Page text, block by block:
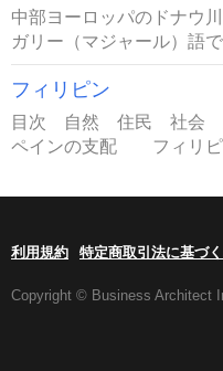
中部ヨーロッパのドナウ
ガリー（マジャール）語
フィリピン
目次 自然 住民 社
ペインの支配 フィリ
利用規約 特定商取引法に基づ
Copyright © Business Architect